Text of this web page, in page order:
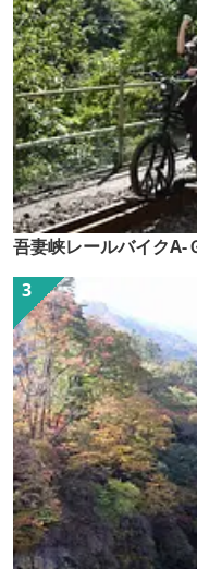
吾妻峡レールバイクA-